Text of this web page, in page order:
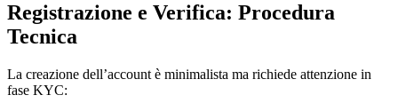
Registrazione e Verifica: Procedura
Tecnica
La creazione dell’account è minimalista ma richiede attenzione in
fase KYC: